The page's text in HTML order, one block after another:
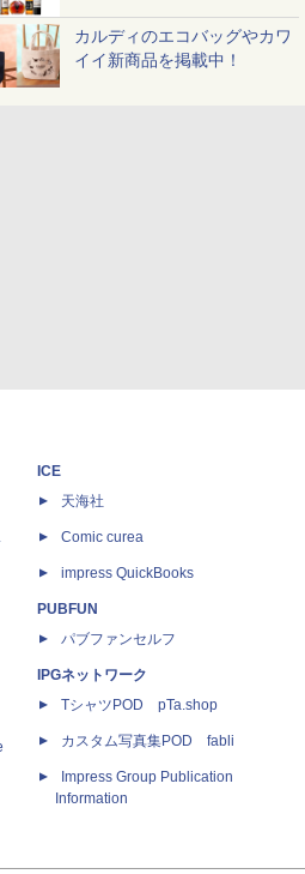
カルディのエコバッグやカワ
イイ新商品を掲載中！
ICE
天海社
Comic curea
impress QuickBooks
PUBFUN
パブファンセルフ
IPGネットワーク
TシャツPOD pTa.shop
カスタム写真集POD fabli
Impress Group Publication
Information